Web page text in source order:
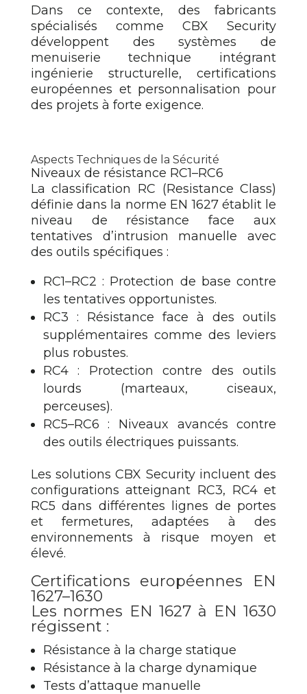
Dans ce contexte, des fabricants
spécialisés comme CBX Security
développent des systèmes de
menuiserie technique intégrant
ingénierie structurelle, certifications
européennes et personnalisation pour
des projets à forte exigence.
Aspects Techniques de la Sécurité
Niveaux de résistance RC1–RC6
La classification RC (Resistance Class)
définie dans la norme EN 1627 établit le
niveau de résistance face aux
tentatives d’intrusion manuelle avec
des outils spécifiques :
RC1–RC2 : Protection de base contre
les tentatives opportunistes.
RC3 : Résistance face à des outils
supplémentaires comme des leviers
plus robustes.
RC4 : Protection contre des outils
lourds (marteaux, ciseaux,
perceuses).
RC5–RC6 : Niveaux avancés contre
des outils électriques puissants.
Les solutions CBX Security incluent des
configurations atteignant RC3, RC4 et
RC5 dans différentes lignes de portes
et fermetures, adaptées à des
environnements à risque moyen et
élevé.
Certifications européennes EN
1627–1630
Les normes EN 1627 à EN 1630
régissent :
Résistance à la charge statique
Résistance à la charge dynamique
Tests d’attaque manuelle